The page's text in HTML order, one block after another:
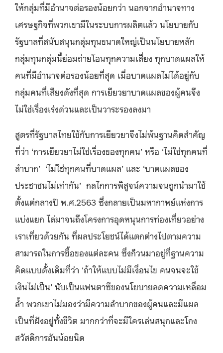
ให้กลุ่มที่มีอำนาจต่อรองน้อยกว่า นอกจากอำนาจทาง
เศรษฐกิจที่พวกเขามีในระบบการผลิตแล้ว นโยบายกับ
รัฐบาลที่สนับสนุนกลุ่มทุนขนาดใหญ่เป็นนโยบายหลัก
กลุ่มทุนกลุ่มนี้ย่อมถ่ายโอนทุกความเสี่ยง ทุกบาดแผลให้
คนที่มีอำนาจต่อรองน้อยที่สุด เมื่อบาดแผลไม่ได้อยู่กับ
กลุ่มคนที่เสียงดังที่สุด การเยียวยาบาดแผลของผู้คนจึง
ไม่ใช่เรื่องเร่งด่วนและเป็นวาระรองลงมา
สูตรที่รัฐบาลไทยใช้กับการเยียวยาจึงไม่พ้นฐานคิดสำคัญ
ที่ว่า ‘การเยียวยาไม่ใช่เรื่องของทุกคน’ หรือ ‘ไม่ใช่ทุกคนที่
ลำบาก’ ‘ไม่ใช่ทุกคนที่บาดแผล’ และ ‘บาดแผลของ
ประชาชนไม่เท่ากัน’ กลไกการพิสูจน์ความจนถูกนำมาใช้
ตั้งแต่กลางปี พ.ศ.2563 ซึ่งกลายเป็นมหากาพย์แห่งการ
แบ่งแยก ไล่มาจนถึงโครงการอุดหนุนการท่องเที่ยวอย่าง
เราเที่ยวด้วยกัน ที่ผลประโยชน์ได้แตกต่างไปตามความ
สามารถในการซื้อของแต่ละคน ซึ่งก็วนมาอยู่ที่ฐานความ
คิดแบบดั้งเดิมที่ว่า ‘ถ้าให้แบบไม่มีเงื่อนไข คนจนจะใช้
เงินไม่เป็น’ นับเป็นแฟนตาซีของนโยบายลดความเหลื่อม
ล้ำ พวกเขาไม่มองว่ามีความลำบากของผู้คนและมีแผล
เป็นที่ฝังอยู่ทั้งชีวิต มากกว่าที่จะมีใครเล่นสนุกและโกง
สวัสดิการอันน้อยนิด